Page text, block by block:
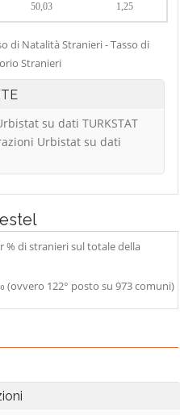
50,03 1,25
di Natalità Stranieri - Tasso di
Stranieri
su dati TURKSTAT
Urbistat su dati
% di stranieri sul totale della
(ovvero 122° posto su 973 comuni)